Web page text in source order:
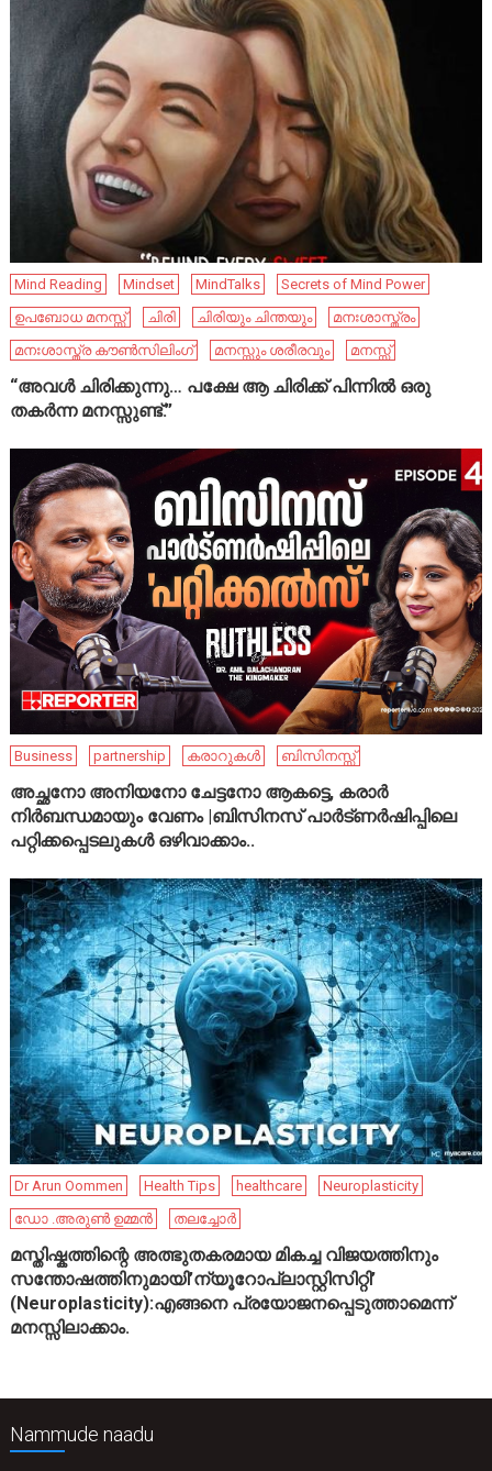
Mind Reading Mindset MindTalks
Secrets of Mind Power
ഉപബോധ മനസ്സ്
ചിരി ചിരിയും ചിന്തയും
മനഃശാസ്ത്രം
മനഃശാസ്ത്ര കൗൺസിലിംഗ്
മനസ്സും ശരീരവും മനസ്സ്
“അവൾ ചിരിക്കുന്നു… പക്ഷേ ആ ചിരിക്ക് പിന്നിൽ ഒരു
തകർന്ന മനസ്സുണ്ട്.”
Business partnership കരാറുകൾ ബിസിനസ്സ്
അച്ഛനോ അനിയനോ ചേട്ടനോ ആകട്ടെ, കരാർ
നിർബന്ധമായും വേണം |ബിസിനസ് പാർട്ണർഷിപ്പിലെ
പറ്റിക്കപ്പെടലുകൾ ഒഴിവാക്കാം..
Dr Arun Oommen Health Tips healthcare
Neuroplasticity
ഡോ .അരുൺ ഉമ്മൻ
തലച്ചോർ
മസ്തിഷ്കത്തിന്റെ അത്ഭുതകരമായ മികച്ച വിജയത്തിനും
സന്തോഷത്തിനുമായി’ന്യൂറോപ്ലാസ്റ്റിസിറ്റി’
(Neuroplasticity):എങ്ങനെ പ്രയോജനപ്പെടുത്താമെന്ന്
മനസ്സിലാക്കാം.
Nammude naadu